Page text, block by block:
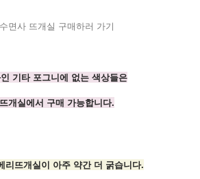
면사 뜨개실 구매하러 가기
기타 포그니에 없는 색상들은
개실에서 구매 가능합니다.
리뜨개실이 아주 약간 더 굵습니다.